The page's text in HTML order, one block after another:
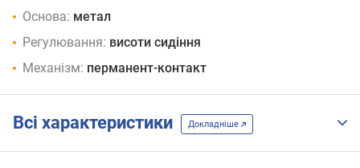
Основа: метал
Регулювання: висоти сидіння
Механізм: перманент-контакт
Всі характеристики Докладніше